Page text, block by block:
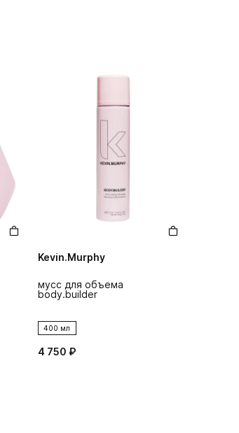
Kevin.Murphy
мусс для объема
body.builder
400 мл
4 750 ₽